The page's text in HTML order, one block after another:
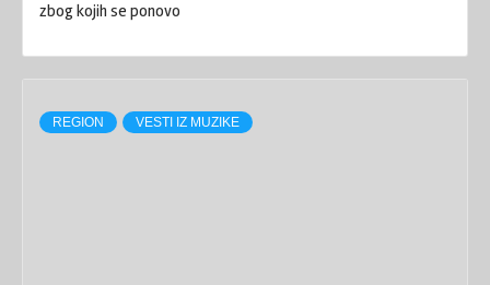
zbog kojih se ponovo
REGION VESTI IZ MUZIKE